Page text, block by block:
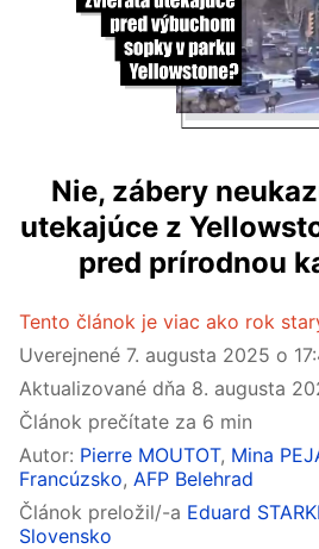
Nie, zábery
utekajúce z
pred prírodnou
Tento článok je viac ako rok
Uverejnené 7. augusta 2025 o
Aktualizované dňa 8. augusta
Článok prečítate za 6 min
Autor: Pierre MOUTOT, Mina
Francúzsko, AFP Belehrad
Článok preložil/-a Eduard
Slovensko